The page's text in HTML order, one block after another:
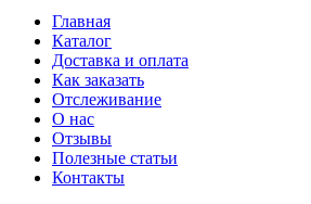
Главная
Каталог
Доставка и оплата
Как заказать
Отслеживание
О нас
Отзывы
Полезные статьи
Контакты